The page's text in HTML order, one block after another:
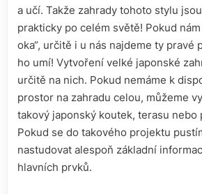
a učí. Takže zahrady tohoto stylu
prakticky po celém světě! Pokud
oka“, určitě i u nás najdeme ty pravé
ho umí! Vytvoření velké japonské
určitě na nich. Pokud nemáme k
prostor na zahradu celou, můžeme
takový japonský koutek, terasu nebo
Pokud se do takového projektu
nastudovat alespoň základní
hlavních prvků.